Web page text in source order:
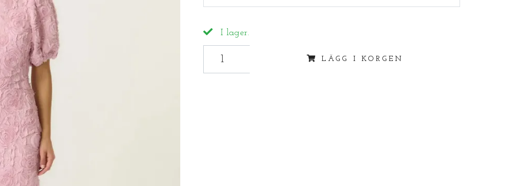
I lager.
LÄGG I KORGEN